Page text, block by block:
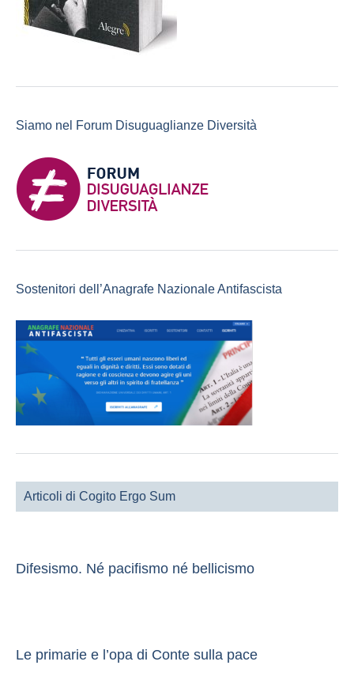
Siamo nel Forum Disuguaglianze Diversità
Sostenitori dell’Anagrafe Nazionale Antifascista
Articoli di Cogito Ergo Sum
Difesismo. Né pacifismo né bellicismo
Le primarie e l’opa di Conte sulla pace